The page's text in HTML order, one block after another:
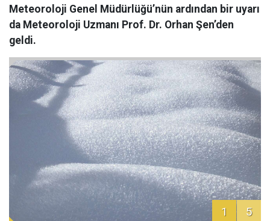
Meteoroloji Genel Müdürlüğü’nün ardından bir uyarı
da Meteoroloji Uzmanı Prof. Dr. Orhan Şen’den
geldi.
1 5